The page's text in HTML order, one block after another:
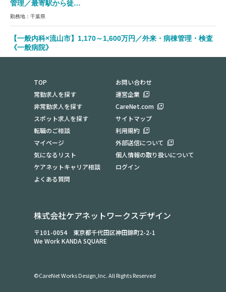
管理／最寄駅から徒…
勤務地：千葉県
【一般内科×流山市】1,170～1,600万円／外来・病棟管理・検査
《一般病院》
TOP
常勤求人を探す
非常勤求人を探す
スポット求人を探す
転職のご相談
マイページ
気になるリスト
ケアネットキャリア相談
よくある質問
お問い合わせ
運営企業
CareNet.com
サイトマップ
利用規約
外部送信について
個人情報の取り扱いについて
ログイン
株式会社ケアネットワークスデザイン
〒101-0054 東京都千代田区神田錦町2-2-1
We Work KANDA SQUARE
©CareNet Works Design,Inc. All Rights Reserved